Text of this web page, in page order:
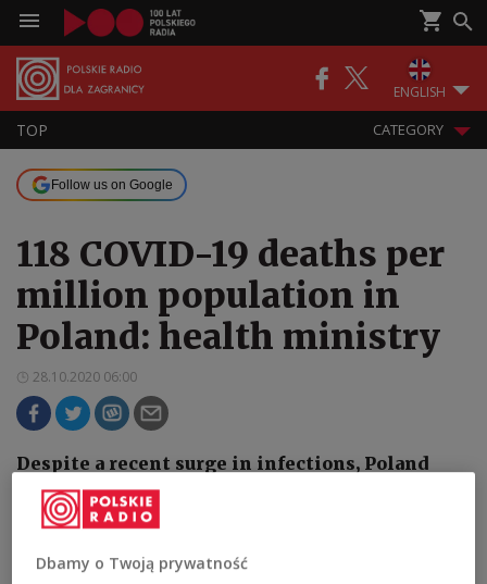
ENGLISH
TOP CATEGORY
Follow us on Google
118 COVID-19 deaths per
million population in
Poland: health ministry
28.10.2020 06:00
Despite a recent surge in infections, Poland
remains less affected by the coronavirus
epidemic than many other countries in
population, new statistics have shown.
Dbamy o Twoją prywatność